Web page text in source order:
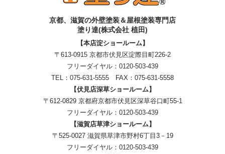
京都、滋賀の外壁塗装＆屋根塗装専門店
塗り達(株式会社 植田)
【本店淀ショールーム】
〒613-0915 京都市伏見区淀際目町226-2
フリーダイヤル： 0120-503-439
TEL： 075-631-5555 FAX：075-631-5558
【伏見店深草ショールーム】
〒612-0829 京都府京都市伏見区深草谷口町55-1
フリーダイヤル： 0120-503-439
【滋賀店草津ショールーム】
〒525-0027 滋賀県草津市野村6丁目3－19
フリーダイヤル： 0120-503-439